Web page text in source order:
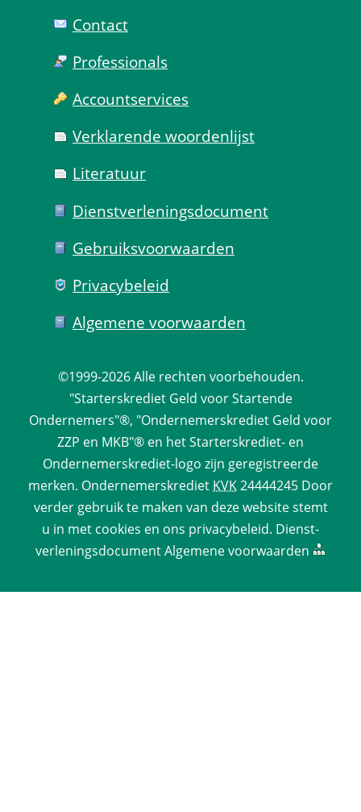
Contact
Professionals
Account­services
Verklarende woorden­lijst
Literatuur
Dienst­verlenings­document
Gebruiks­voorwaarden
Privacy­beleid
Algemene voorwaarden
©1999-2026 Alle rechten voorbehouden.
"Starterskrediet Geld voor Startende
Ondernemers"®, "Ondernemerskrediet Geld voor
ZZP en MKB"® en het Starterskrediet- en
Ondernemerskrediet-logo zijn geregistreerde
merken. Ondernemerskrediet KVK 24444245 Door
verder gebruik te maken van deze website stemt
u in met cookies en ons privacy­beleid. Dienst­
verlenings­documentAlgemene voorwaarden